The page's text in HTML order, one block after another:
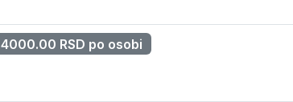
4000.00 RSD po osobi